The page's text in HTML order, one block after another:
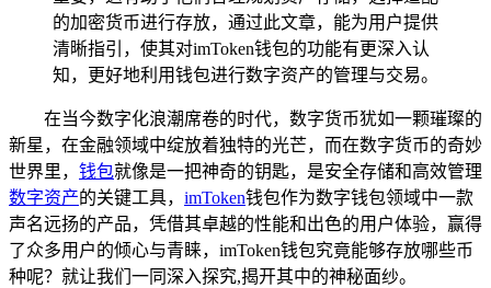
的加密货币进行存放，通过此文章，能为用户提供
清晰指引，使其对imToken钱包的功能有更深入认
知，更好地利用钱包进行数字资产的管理与交易。
在当今数字化浪潮席卷的时代，数字货币犹如一颗璀璨的
新星，在金融领域中绽放着独特的光芒，而在数字货币的奇妙
世界里， 钱包就像是一把神奇的钥匙，是安全存储和高效管理
数字资产的关键工具， imToken钱包作为数字钱包领域中一款
声名远扬的产品，凭借其卓越的性能和出色的用户体验，赢得
了众多用户的倾心与青睐，imToken钱包究竟能够存放哪些币
种呢？就让我们一同深入探究,揭开其中的神秘面纱。